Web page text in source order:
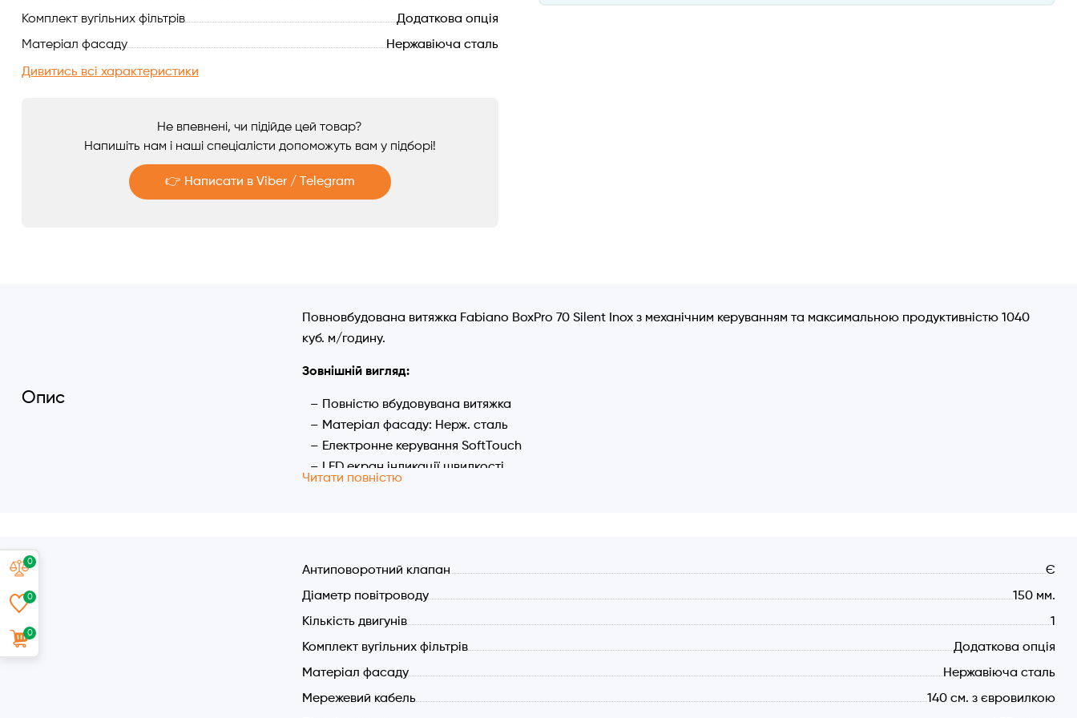
Аксесуари
0
0
0
Комплект вугільних фільтрів
Додаткова опція
Матеріал фасаду
Нержавіюча сталь
Дивитись всі характеристики
Не впевнені, чи підійде цей товар?
Напишіть нам і наші спеціалісти допоможуть вам у підборі!
👉 Написати в Viber / Telegram
Опис
Повновбудована витяжка Fabiano BoxPro 70 Silent Inox з механічним керуванням та максимальною продуктивністю 1040
куб. м/годину.
Зовнішній вигляд:
Повністю вбудовувана витяжка
Матеріал фасаду: Нерж. сталь
Електронне керування SoftTouch
LED екран індикації швидкості
Енергоефективність: А+
5 швидкостей
Оптимальні режими 3 та 4 а швидкість
Продуктивність (макс.) 1040 м3/год. (вільний випуск)
Таймер авто відключення (10 хвилин)
Читати повністю
Антиповоротний клапан
Є
Діаметр повітроводу
150 мм.
Кількість двигунів
1
Комплект вугільних фільтрів
Додаткова опція
Матеріал фасаду
Нержавіюча сталь
Мережевий кабель
140 см. з євровилкою